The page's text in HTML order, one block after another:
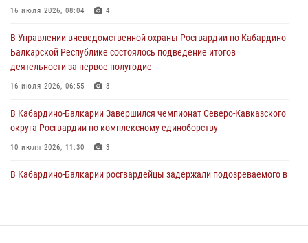
31 июля 2026, 09:22
Состоялась рабочая встреча директора Росгвардии Героя России
генерала армии Виктора Золотова с заместителем полномочного
представителя Президента Российской Федерации в Северо-
Кавказском федеральном округе Виталием Кузнецовым
16 июля 2026, 08:04 4
В Управлении вневедомственной охраны Росгвардии по Кабардино-
Балкарской Республике состоялось подведение итогов
деятельности за первое полугодие
16 июля 2026, 06:55 3
В Кабардино-Балкарии Завершился чемпионат Северо-Кавказского
округа Росгвардии по комплексному единоборству
10 июля 2026, 11:30 3
В Кабардино-Балкарии росгвардейцы задержали подозреваемого в